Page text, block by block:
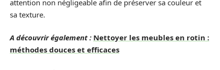
attention non négligeable afin de préserver sa couleur et
sa texture.
A découvrir également : Nettoyer les meubles en rotin :
méthodes douces et efficaces